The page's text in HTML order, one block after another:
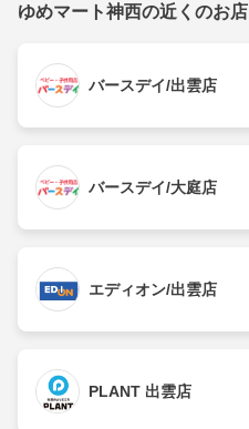
ゆめマート神西の近くのお店
バースデイ/出雲店
バースデイ/大庭店
エディオン/出雲店
PLANT 出雲店